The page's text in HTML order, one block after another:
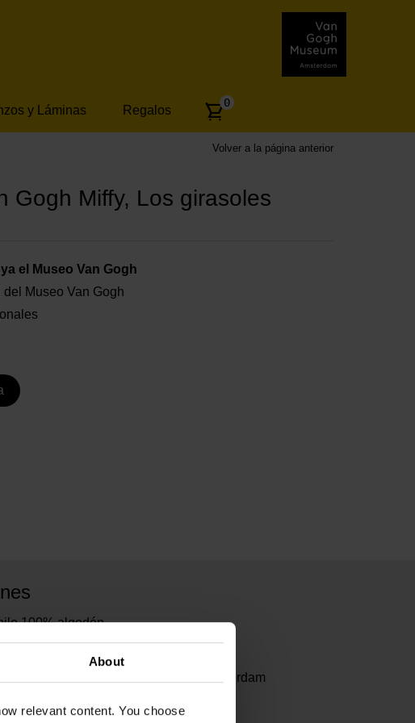
About
relevant content. You choose
y Láminas Regalos
Number
articles:
0
Volver a la página anterior
Gogh Miffy, Los girasoles
el Museo Van Gogh
del Museo Van Gogh
100% algodón.
Just Dutch | Van Gogh Museum Amsterdam